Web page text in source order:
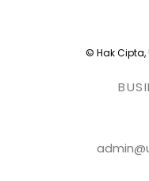
© Hak